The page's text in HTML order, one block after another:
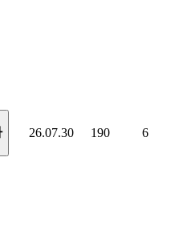
26.07.30 190 6